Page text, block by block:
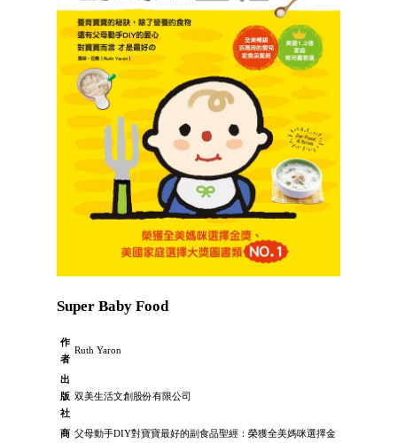
Super Baby Food
作
者
Ruth Yaron
出
版
社
双美生活文創股份有限公司
商 父母動手DIY對寶寶最好的副食品聖經：榮獲全美媽咪選擇金